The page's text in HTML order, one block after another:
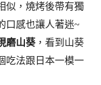
似，燒烤後帶有獨
口感也讓人著迷~
磨山葵，看到山葵
吃法跟日本一模一